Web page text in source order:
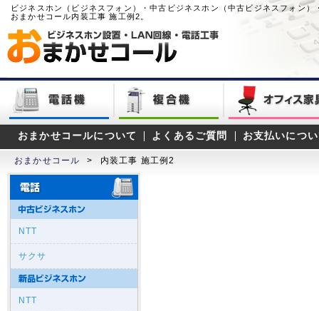
ビジネスホン（ビジネスフォン）・中古ビジネスホン（中古ビジネスフォン
おまかせコール内装工事 施工例2。
おまかせコールについて よくあるご質問 お支払いにつ
おまかせコール > 内装工事 施工例2
NTT
サクサ
NTT